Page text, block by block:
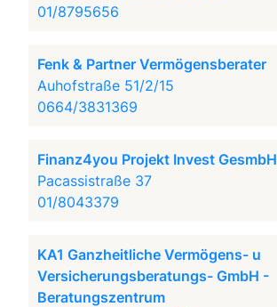
01/8795656
Fenk & Partner Vermögensberater
Auhofstraße 51/2/15
0664/3831369
Finanz4you Projekt Invest GesmbH
Pacassistraße 37
01/8043379
KA1 Ganzheitliche Vermögens- u
Versicherungsberatungs- GmbH -
Beratungszentrum